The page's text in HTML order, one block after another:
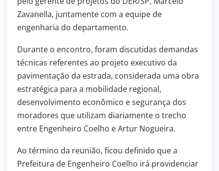
Zavanella, juntamente com a equipe de
engenharia do departamento.
Durante o encontro, foram discutidas demandas
técnicas referentes ao projeto executivo da
pavimentação da estrada, considerada uma obra
estratégica para a mobilidade regional,
desenvolvimento econômico e segurança dos
moradores que utilizam diariamente o trecho
entre Engenheiro Coelho e Artur Nogueira.
Ao término da reunião, ficou definido que a
Prefeitura de Engenheiro Coelho irá providenciar